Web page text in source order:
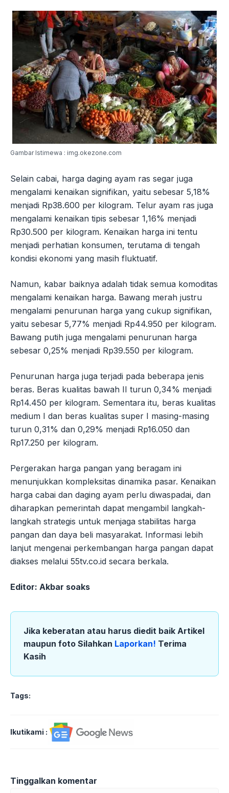
Gambar Istimewa : img.okezone.com
Selain cabai, harga daging ayam ras segar juga
mengalami kenaikan signifikan, yaitu sebesar 5,18%
menjadi Rp38.600 per kilogram. Telur ayam ras juga
mengalami kenaikan tipis sebesar 1,16% menjadi
Rp30.500 per kilogram. Kenaikan harga ini tentu
menjadi perhatian konsumen, terutama di tengah
kondisi ekonomi yang masih fluktuatif.
Namun, kabar baiknya adalah tidak semua komoditas
mengalami kenaikan harga. Bawang merah justru
mengalami penurunan harga yang cukup signifikan,
yaitu sebesar 5,77% menjadi Rp44.950 per kilogram.
Bawang putih juga mengalami penurunan harga
sebesar 0,25% menjadi Rp39.550 per kilogram.
Penurunan harga juga terjadi pada beberapa jenis
beras. Beras kualitas bawah II turun 0,34% menjadi
Rp14.450 per kilogram. Sementara itu, beras kualitas
medium I dan beras kualitas super I masing-masing
turun 0,31% dan 0,29% menjadi Rp16.050 dan
Rp17.250 per kilogram.
Pergerakan harga pangan yang beragam ini
menunjukkan kompleksitas dinamika pasar. Kenaikan
harga cabai dan daging ayam perlu diwaspadai, dan
diharapkan pemerintah dapat mengambil langkah-
langkah strategis untuk menjaga stabilitas harga
pangan dan daya beli masyarakat. Informasi lebih
lanjut mengenai perkembangan harga pangan dapat
diakses melalui 55tv.co.id secara berkala.
Editor: Akbar soaks
Jika keberatan atau harus diedit baik Artikel
maupun foto Silahkan Laporkan! Terima
Kasih
Tags:
Ikutikami :
Tinggalkan komentar